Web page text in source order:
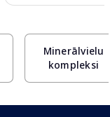
Minerālvielu
kompleksi